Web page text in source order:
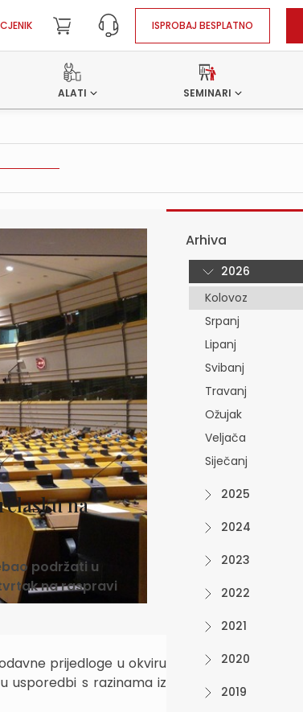
CJENIK ISPROBAJ BESPLATNO
ALATI SEMINARI
na
podržati u
na raspravi
prijedloge u okviru
usporedbi s razinama iz
Arhiva
2026
Kolovoz
Srpanj
Lipanj
Svibanj
Travanj
Ožujak
Veljača
Siječanj
2025
2024
2023
2022
2021
2020
2019